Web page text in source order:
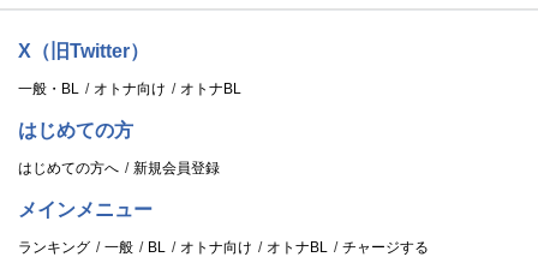
X（旧Twitter）
一般・BL オトナ向け オトナBL
はじめての方
はじめての方へ 新規会員登録
メインメニュー
ランキング 一般 BL オトナ向け オトナBL チャージする